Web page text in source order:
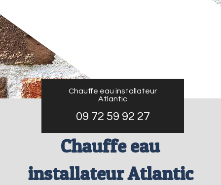
Chauffe eau installateur
Atlantic
09 72 59 92 27
Chauffe eau
installateur Atlantic